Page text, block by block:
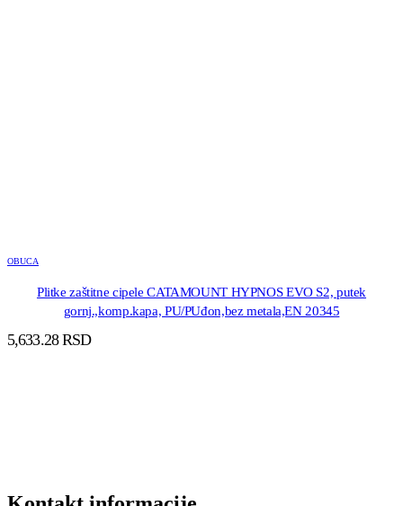
OBUCA
Plitke zaštitne cipele CATAMOUNT HYPNOS EVO S2, putek
gornj.,komp.kapa, PU/PUđon,bez metala,EN 20345
5,633.28RSD